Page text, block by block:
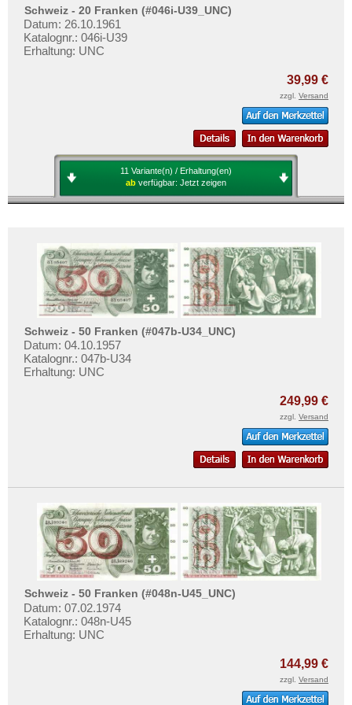
Schweiz - 20 Franken (#046i-U39_UNC)
Datum: 26.10.1961
Katalognr.: 046i-U39
Erhaltung: UNC
39,99 €
zzgl. Versand
11 Variante(n) / Erhaltung(en)
ab verfügbar: Jetzt zeigen
Schweiz - 50 Franken (#047b-U34_UNC)
Datum: 04.10.1957
Katalognr.: 047b-U34
Erhaltung: UNC
249,99 €
zzgl. Versand
Schweiz - 50 Franken (#048n-U45_UNC)
Datum: 07.02.1974
Katalognr.: 048n-U45
Erhaltung: UNC
144,99 €
zzgl. Versand